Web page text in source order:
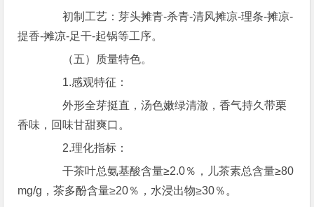
初制工艺：芽头摊青-杀青-清风摊凉-理条-摊凉-
提香-摊凉-足干-起锅等工序。
（五）质量特色。
1.感观特征：
外形全芽挺直，汤色嫩绿清澈，香气持久带栗
香味，回味甘甜爽口。
2.理化指标：
干茶叶总氨基酸含量≥2.0％，儿茶素总含量≥80
mg/g，茶多酚含量≥20％，水浸出物≥30％。